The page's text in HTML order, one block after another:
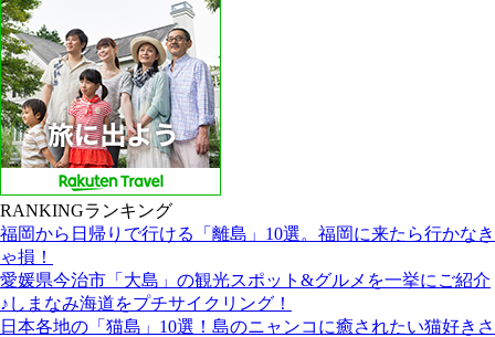
RANKINGランキング
福岡から日帰りで行ける「離島」10選。福岡に来たら行かなき
ゃ損！
愛媛県今治市「大島」の観光スポット&グルメを一挙にご紹介
♪しまなみ海道をプチサイクリング！
日本各地の「猫島」10選！島のニャンコに癒されたい猫好きさ